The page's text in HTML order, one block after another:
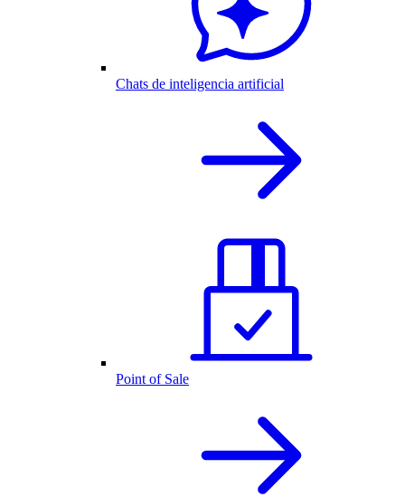
Chats de inteligencia artificial
Point of Sale